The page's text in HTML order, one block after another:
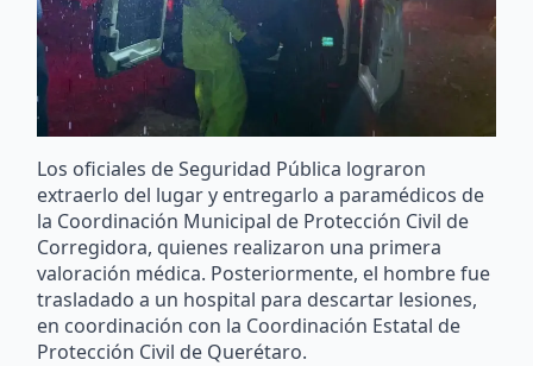
Los oficiales de Seguridad Pública lograron
extraerlo del lugar y entregarlo a paramédicos de
la Coordinación Municipal de Protección Civil de
Corregidora, quienes realizaron una primera
valoración médica. Posteriormente, el hombre fue
trasladado a un hospital para descartar lesiones,
en coordinación con la Coordinación Estatal de
Protección Civil de Querétaro.